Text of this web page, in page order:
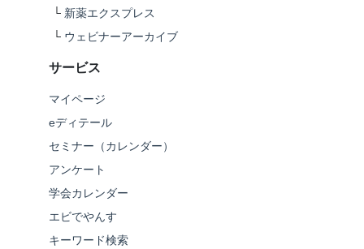
└ 新薬エクスプレス
└ ウェビナーアーカイブ
サービス
マイページ
eディテール
セミナー（カレンダー）
アンケート
学会カレンダー
エビでやんす
キーワード検索